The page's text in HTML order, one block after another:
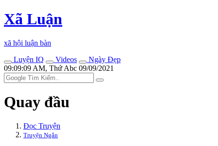
Xã Luận
xã hội luận bàn
Luyện IQ
Videos
Ngày Đẹp
09:09:09 AM, Thứ Abc 09/09/2021
Quay đầu
Đọc Truyện
Truyện Ngắn